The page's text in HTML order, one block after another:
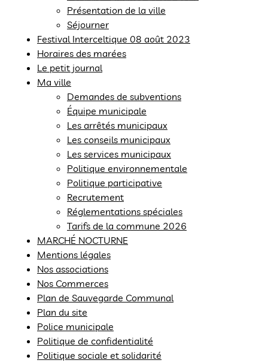
Présentation de la ville
Séjourner
Festival Interceltique 08 août 2023
Horaires des marées
Le petit journal
Ma ville
Demandes de subventions
Équipe municipale
Les arrêtés municipaux
Les conseils municipaux
Les services municipaux
Politique environnementale
Politique participative
Recrutement
Réglementations spéciales
Tarifs de la commune 2026
MARCHÉ NOCTURNE
Mentions légales
Nos associations
Nos Commerces
Plan de Sauvegarde Communal
Plan du site
Police municipale
Politique de confidentialité
Politique sociale et solidarité